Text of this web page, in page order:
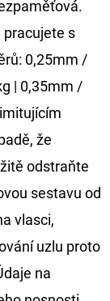
pracujete s
0,25mm /
| 0,35mm /
že
odstraňte
sestavu od
vlasci,
uzlu proto
na